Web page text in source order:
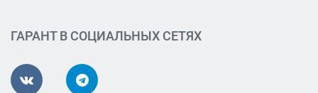
ГАРАНТ В СОЦИАЛЬНЫХ СЕТЯХ